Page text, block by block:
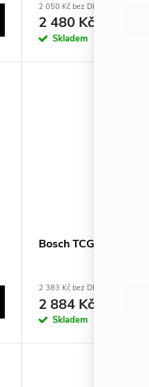
2 050 Kč bez DPH
2 480 Kč
Skladem
Bosch TCG4215
2 383 Kč bez DPH
2 884 Kč
Skladem